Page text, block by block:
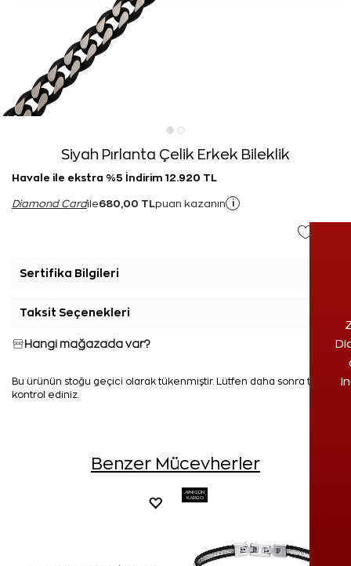
Siyah Pırlanta Çelik Erkek Bileklik
Havale ile ekstra %5 İndirim 12.920 TL
Diamond Cardile680,00 TL puan kazanın i
Sertifika Bilgileri
Taksit Seçenekleri
Hangi mağazada var?
Bu ürünün stoğu geçici olarak tükenmiştir. Lütfen daha sonra tekrar
kontrol ediniz.
Benzer Mücevherler
AYNI GÜN
KARGO